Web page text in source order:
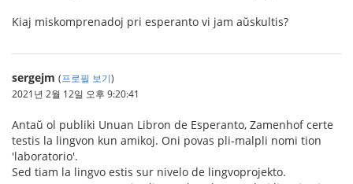
Kiaj miskomprenadoj pri esperanto vi jam aŭskultis?
sergejm (프로필 보기)
2021년 2월 12일 오후 9:20:41
Antaŭ ol publiki Unuan Libron de Esperanto, Zamenhof certe
testis la lingvon kun amikoj. Oni povas pli-malpli nomi tion
'laboratorio'.
Sed tiam la lingvo estis sur nivelo de lingvoprojekto.